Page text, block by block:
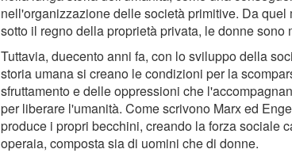
nell'organizzazione delle società primitive. Da
sotto il regno della proprietà privata, le donne sono
Tuttavia, duecento anni fa, con lo sviluppo della
storia umana si creano le condizioni per la
sfruttamento e delle oppressioni che
per liberare l'umanità. Come scrivono Marx ed
produce i propri becchini, creando la forza sociale
operaia, composta sia di uomini che di donne.